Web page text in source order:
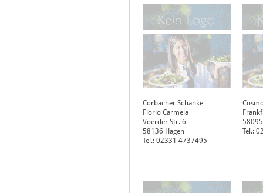
Corbacher Schänke
Florio Carmela
Voerder Str. 6
58136 Hagen
Tel.: 02331 4737495
58095
Tel.: